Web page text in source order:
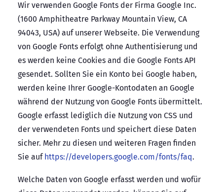
Wir verwenden Google Fonts der Firma Google Inc.
(1600 Amphitheatre Parkway Mountain View, CA
94043, USA) auf unserer Webseite. Die Verwendung
von Google Fonts erfolgt ohne Authentisierung und
es werden keine Cookies and die Google Fonts API
gesendet. Sollten Sie ein Konto bei Google haben,
werden keine Ihrer Google-Kontodaten an Google
während der Nutzung von Google Fonts übermittelt.
Google erfasst lediglich die Nutzung von CSS und
der verwendeten Fonts und speichert diese Daten
sicher. Mehr zu diesen und weiteren Fragen finden
Sie aufhttps://developers.google.com/fonts/faq.
Welche Daten von Google erfasst werden und wofür